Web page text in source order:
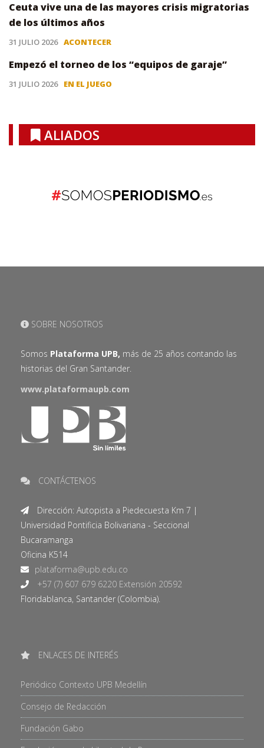
Ceuta vive una de las mayores crisis migratorias
de los últimos años
31 JULIO 2026 ACONTECER
Empezó el torneo de los “equipos de garaje”
31 JULIO 2026 EN EL JUEGO
ALIADOS
SOBRE NOSOTROS
Somos Plataforma UPB, más de 25 años contando las
historias del Gran Santander.
www.plataformaupb.com
CONTÁCTENOS
Dirección: Autopista a Piedecuesta Km 7 |
Universidad Pontificia Bolivariana - Seccional
Bucaramanga
Oficina K514
+57 (7) 607 679 6220 Extensión 20592
Floridablanca, Santander (Colombia).
ENLACES DE INTERÉS
Periódico Contexto UPB Medellín
Consejo de Redacción
Fundación Gabo